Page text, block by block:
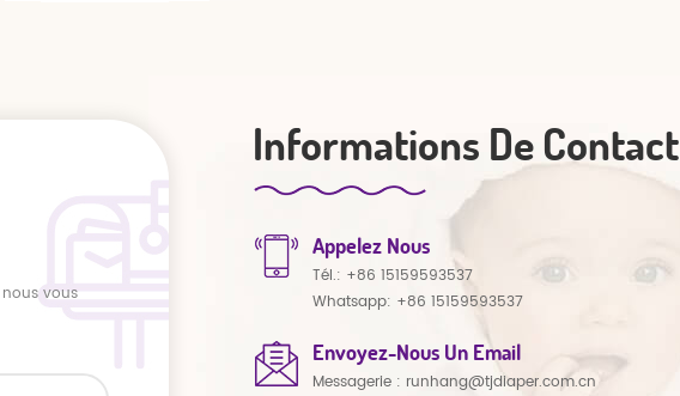
vous
Informations De Contact
Appelez Nous
Tél.: +86 15159593537
Whatsapp: +86 15159593537
Envoyez-Nous Un Email
Messagerie : runhang@tjdiaper.com.cn